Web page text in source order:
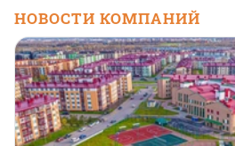
НОВОСТИ КОМПАНИЙ